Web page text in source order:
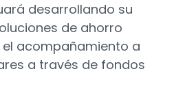
desarrollando su
de ahorro
acompañamiento a
a través de fondos